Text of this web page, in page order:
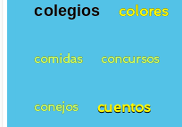
colegios colores
comidas concursos
conejos cuentos